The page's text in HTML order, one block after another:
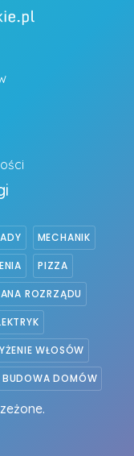
MECHANIK
PIZZA
ROZRZĄDU
WŁOSÓW
BUDOWA DOMÓW